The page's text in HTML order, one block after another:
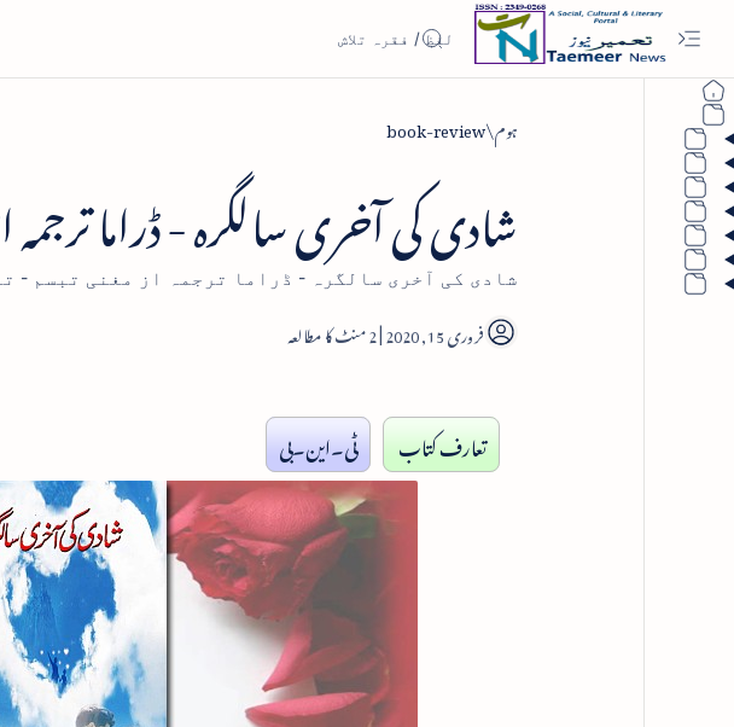
ہوم book-review
شادی کی آخری سالگرہ - ڈراما
شادی کی آخری سالگرہ - ڈراما ترجمہ از مغنی تبسم -
2
تعارف کتاب ٹی۔این۔بی